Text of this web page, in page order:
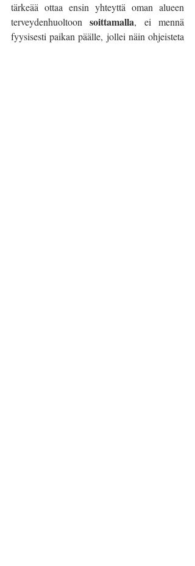
tärkeää ottaa ensin yhteyttä oman alueen
terveydenhuoltoon soittamalla, ei mennä
fyysisesti paikan päälle, jollei näin ohjeisteta